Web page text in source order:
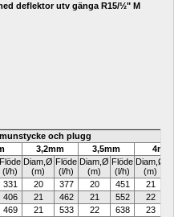
deflektor utv gänga R15/½" M
och plugg
3,2mm 3,5mm
4mm
Flöde
(l/h)
Diam, Ø
(m)
Flöde
(l/h)
Diam, Ø
(m)
Flöde
(l/h)
Diam, Ø
(m)
331 20 377 20 451 21
406 21 462 21 552 22
469 21 533 22 638 23